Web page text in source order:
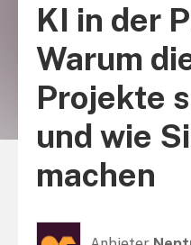
KI in der
Warum
Projekte
und wie
machen